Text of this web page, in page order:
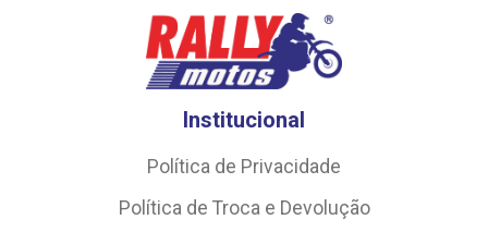
Institucional
Política de Privacidade
Política de Troca e Devolução